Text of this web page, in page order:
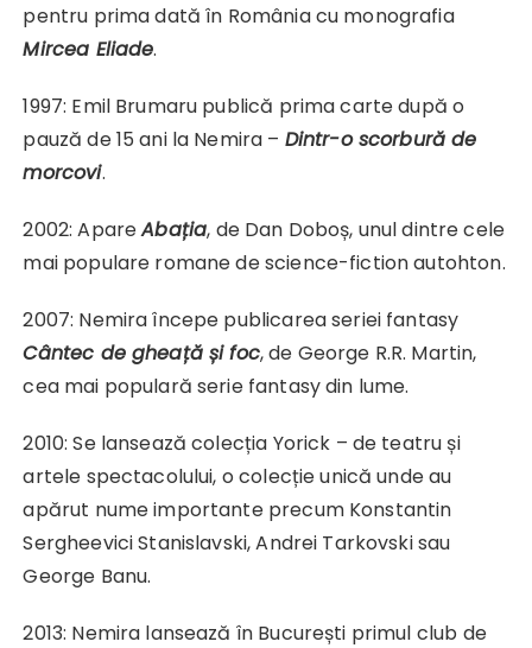
pentru prima dată în România cu monografia
Mircea Eliade.
1997: Emil Brumaru publică prima carte după o
pauză de 15 ani la Nemira – Dintr-o scorbură de
morcovi.
2002: ApareAbația, de Dan Doboș, unul dintre cele
mai populare romane de science-fiction autohton.
2007: Nemira începe publicarea seriei fantasy
Cântec de gheață și foc, de George R.R. Martin,
cea mai populară serie fantasy din lume.
2010: Se lansează colecția Yorick – de teatru și
artele spectacolului, o colecție unică unde au
apărut nume importante precum Konstantin
Sergheevici Stanislavski, Andrei Tarkovski sau
George Banu.
2013: Nemira lansează în București primul club de